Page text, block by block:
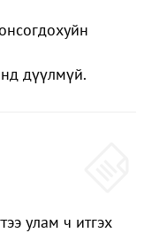
дүүлмүй.
улам ч итгэх